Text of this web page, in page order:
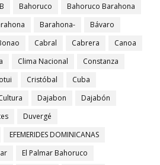
B Bahoruco
Bahoruco Barahona
Barahona-
Bávaro
Cabral Cabrera
Canoa
Clima Nacional
Constanza
Cristóbal
Cuba
Dajabon
Dajabón
Duvergé
EFEMERIDES DOMINICANAS
El Palmar Bahoruco